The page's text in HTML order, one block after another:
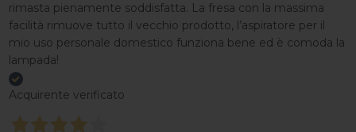
rimasta pienamente soddisfatta. La fresa con la massima
facilità rimuove tutto il vecchio prodotto, l’aspiratore per il
mio uso personale domestico funziona bene ed è comoda la
lampada!
Acquirente verificato